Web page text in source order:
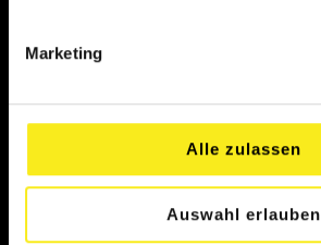
Marketing
Alle zulassen
Auswahl erlauben
KÜNDIGUNG ZURÜCKZIEHEN
UNTERNEHMEN